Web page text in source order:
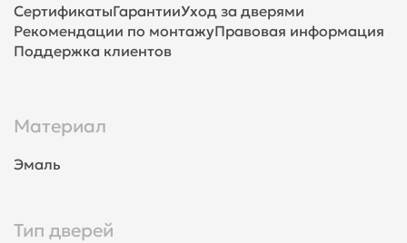
СертификатыГарантииУход за дверями
Рекомендации по монтажуПравовая информация
Поддержка клиентов
Материал
Эмаль
Тип дверей